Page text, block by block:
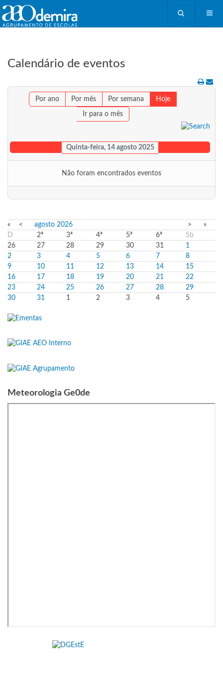
Calendário de eventos
Por ano Por mês Por semana Hoje
Ir para o mês
Quinta-feira, 14 agosto 2025
Não foram encontrados eventos
« < agosto 2026 >
»
D
2ª 3ª 4ª 5ª 6ª
Sb
26
27 28 29 30 31
1
2
3 4 5 6 7
8
9
10 11 12 13 14
15
16
17 18 19 20 21
22
23
24 25 26 27 28
29
30
31 1 2 3 4 5
Meteorologia Ge0de